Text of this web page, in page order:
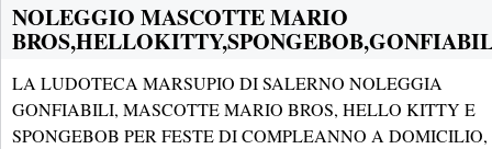
NOLEGGIO MASCOTTE MARIO
LA LUDOTECA MARSUPIO DI SALERNO NOLEGGIA
GONFIABILI, MASCOTTE MARIO BROS, HELLO KITTY E
SPONGEBOB PER FESTE DI COMPLEANNO A DOMICILIO,